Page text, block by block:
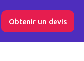
Obtenir un devis